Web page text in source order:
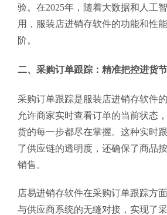
验。在2025年，随着大数据和人工
用，服装店进销存软件的功能和性
阶。
二、采购订单跟踪：精准把控进货
采购订单跟踪是服装店进销存软件
允许商家实时查看订单的当前状态
货的每一步都尽在掌握。这种实时
了供应链的透明度，还确保了商品
销售。
店易进销存软件在采购订单跟踪方
与供应商系统的无缝对接，实现了